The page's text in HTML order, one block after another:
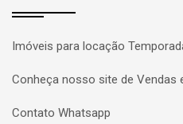
Imóveis para locação
Conheça nosso site de Vendas
Contato Whatsapp